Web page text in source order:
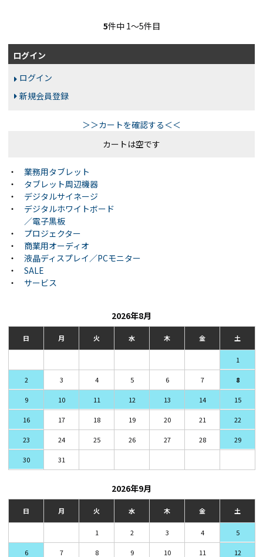
5件中 1〜5件目
ログイン
ログイン
新規会員登録
＞＞カートを確認する＜＜
カートは空です
・
業務用タブレット
・
タブレット周辺機器
・
デジタルサイネージ
・
デジタルホワイトボード
／電子黒板
・
プロジェクター
・
商業用オーディオ
・
液晶ディスプレイ／PCモニター
・
SALE
・
サービス
2026年8月
日 月 火 水 木 金 土
1
2 3 4 5 6 7 8
9 10 11 12 13 14 15
16 17 18 19 20 21 22
23 24 25 26 27 28 29
30 31
2026年9月
日 月 火 水 木 金 土
1 2 3 4 5
6 7 8 9 10 11 12